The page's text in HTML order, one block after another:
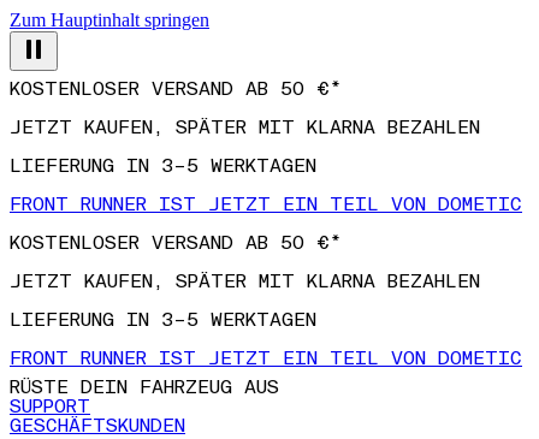
Zum Hauptinhalt springen
JETZT KAUFEN, SPÄTER MIT KLARNA BEZAHLEN
LIEFERUNG IN 3–5 WERKTAGEN
FRONT RUNNER IST JETZT EIN TEIL VON DOMETIC
KOSTENLOSER VERSAND AB 50 €*
JETZT KAUFEN, SPÄTER MIT KLARNA BEZAHLEN
LIEFERUNG IN 3–5 WERKTAGEN
FRONT RUNNER IST JETZT EIN TEIL VON DOMETIC
RÜSTE DEIN FAHRZEUG AUS
SUPPORT
GESCHÄFTSKUNDEN